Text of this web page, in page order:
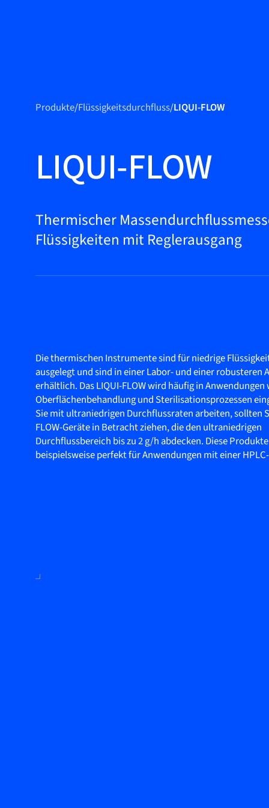
Produkte
Service &
Support
Flow Academy
Bronkhorst
Kontakt aufnehmen
Produkte/Flüssigkeitsdurchfluss/LIQUI-FLOW
LIQUI-FLOW
Thermischer
Flüssigkeiten mit Reglerausgang
Die thermischen Instrumente sind für niedrige
ausgelegt und sind in einer Labor- und einer robusteren
erhältlich. Das LIQUI-FLOW wird häufig in Anwendungen
Oberflächenbehandlung und Sterilisationsprozessen
Sie mit ultraniedrigen Durchflussraten arbeiten, sollten
FLOW-Geräte in Betracht ziehen, die den ultraniedrigen
Durchflussbereich bis zu 2 g/h abdecken. Diese
beispielsweise perfekt für Anwendungen mit einer